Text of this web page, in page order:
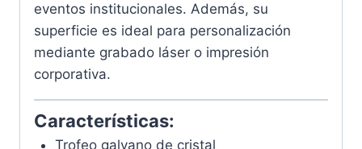
eventos institucionales. Además, su
superficie es ideal para personalización
mediante grabado láser o impresión
corporativa.
Características:
Trofeo galvano de cristal